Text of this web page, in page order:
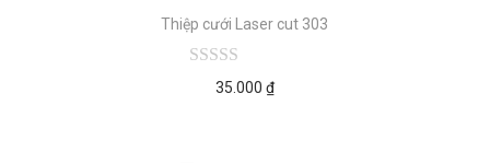
Thiệp cưới Laser cut 303
35.000 ₫